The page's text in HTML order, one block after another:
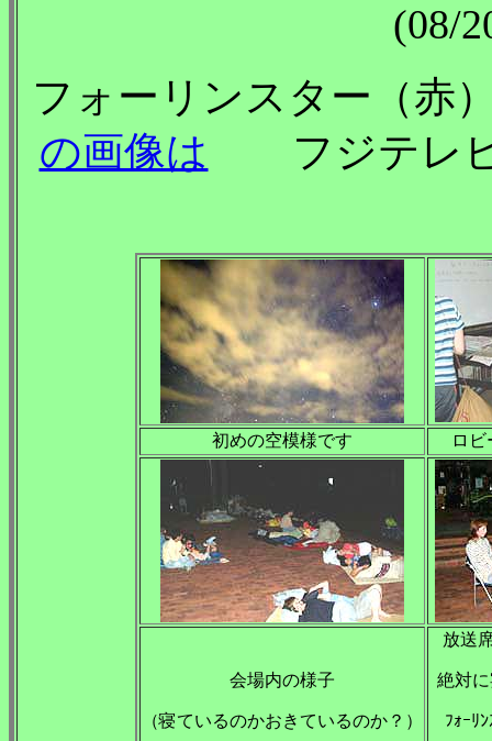
(08/
フォーリンスター（
の画像は フジテレビ(
初めの空模様です ロ
会場内の様子
（寝ているのかおきているのか？）
放送
絶対
ﾌｫｰﾘ